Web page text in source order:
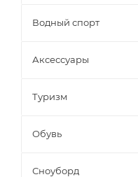
Водный спорт
Аксессуары
Туризм
Обувь
Сноуборд